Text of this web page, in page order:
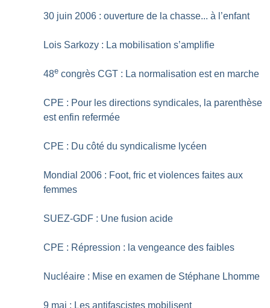
30 juin 2006 : ouverture de la chasse... à l’enfant
Lois Sarkozy : La mobilisation s’amplifie
48e congrès CGT : La normalisation est en marche
CPE : Pour les directions syndicales, la parenthèse
est enfin refermée
CPE : Du côté du syndicalisme lycéen
Mondial 2006 : Foot, fric et violences faites aux
femmes
SUEZ-GDF : Une fusion acide
CPE : Répression : la vengeance des faibles
Nucléaire : Mise en examen de Stéphane Lhomme
9 mai : Les antifascistes mobilisent